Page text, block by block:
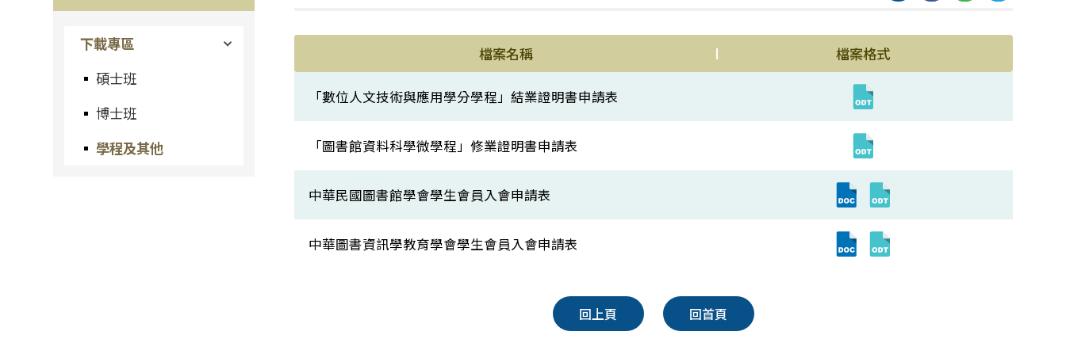
下載專區
碩士班
博士班
學程及其他
檔案名稱 檔案格式
「數位人文技術與應用學分學程」結業證明書申請表
「圖書館資料科學微學程」修業證明書申請表
中華民國圖書館學會學生會員入會申請表
中華圖書資訊學教育學會學生會員入會申請表
回上頁 回首頁